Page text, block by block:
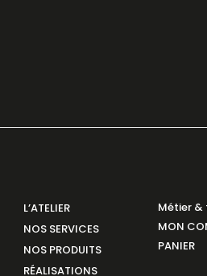
L’ATELIER
NOS SERVICES
NOS PRODUITS
RÉALISATIONS
Métier &
MON
PANIER